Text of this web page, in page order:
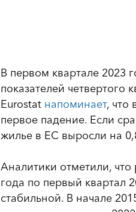
В первом квартале 2023
показателей четвертого
Еurostat напоминает, что
первое падение. Если
жилье в ЕС выросли на
Аналитики отметили,
года по первый квартал
стабильной. В начале